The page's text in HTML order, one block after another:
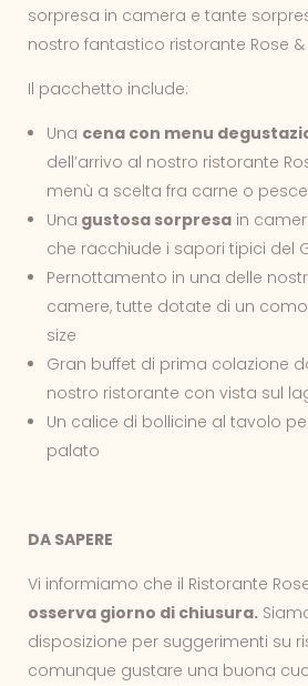
sorpresa in camera e tante
nostro fantastico ristorante Rose &
Il pacchetto include:
Una cena con menu
dell’arrivo al nostro ristorante
menù a scelta fra carne o pesce
Una gustosa sorpresain
che racchiude i sapori tipici del
Pernottamento in una delle
camere, tutte dotate di un
size
Gran buffet di prima colazione
nostro ristorante con vista sul
Un calice di bollicine al tavolo
palato
DA SAPERE
Vi informiamo che il Ristorante
osserva giorno di chiusura.
disposizione per suggerimenti su
comunque gustare una buona